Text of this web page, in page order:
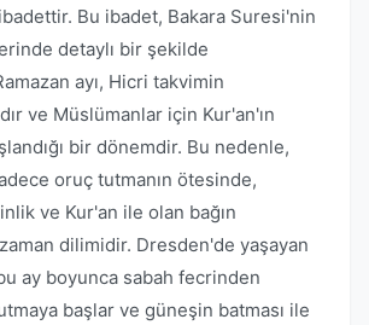
ibadettir. Bu ibadet, Bakara Suresi'nin
detaylı bir şekilde
ayı, Hicri takvimin
ve Müslümanlar için Kur'an'ın
bir dönemdir. Bu nedenle,
oruç tutmanın ötesinde,
ve Kur'an ile olan bağın
dilimidir. Dresden'de yaşayan
ay boyunca sabah fecrinden
başlar ve güneşin batması ile